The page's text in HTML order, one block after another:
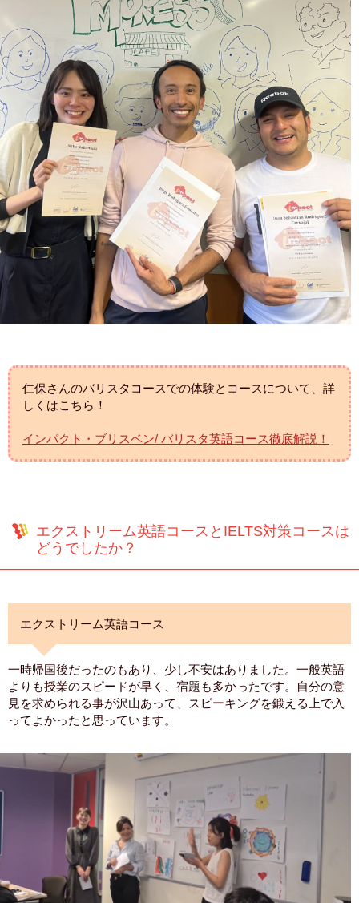
仁保さんのバリスタコースでの体験とコースについて、詳
しくはこちら！
インパクト・ブリスベン/ バリスタ英語コース徹底解説！
エクストリーム英語コースとIELTS対策コースは
どうでしたか？
エクストリーム英語コース
一時帰国後だったのもあり、少し不安はありました。一般英語
よりも授業のスピードが早く、宿題も多かったです。自分の意
見を求められる事が沢山あって、スピーキングを鍛える上で入
ってよかったと思っています。